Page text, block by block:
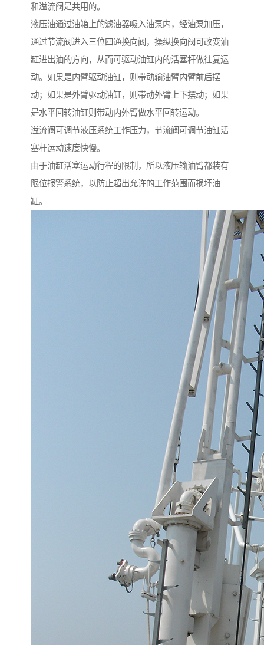
和溢流阀是共用的。
液压油通过油箱上的滤油器吸入油泵内，经油泵加压，
通过节流阀进入三位四通换向阀，操纵换向阀可改变油
缸进出油的方向，从而可驱动油缸内的活塞杆做往复运
动。如果是内臂驱动油缸，则带动输油臂内臂前后摆
动；如果是外臂驱动油缸，则带动外臂上下摆动；如果
是水平回转油缸则带动内外臂做水平回转运动。
溢流阀可调节液压系统工作压力，节流阀可调节油缸活
塞杆运动速度快慢。
由于油缸活塞运动行程的限制，所以液压输油臂都装有
限位报警系统，以防止超出允许的工作范围而损坏油
缸。